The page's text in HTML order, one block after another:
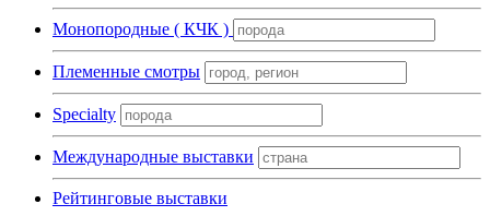
Монопородные ( КЧК )
Племенные смотры
Specialty
Международные выставки
Рейтинговые выставки